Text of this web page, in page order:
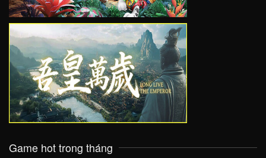
VIEW
Game hot trong tháng